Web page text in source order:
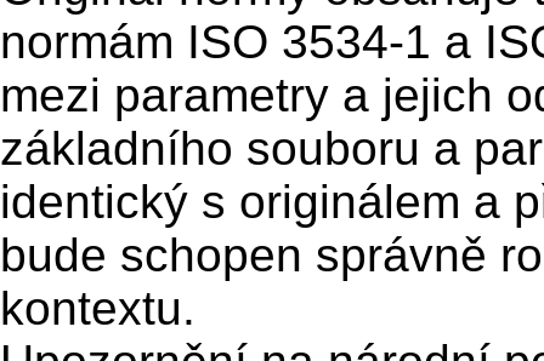
normám ISO 3534-1 a
mezi parametry a jejich
základního souboru a
identický s originálem a
bude schopen správně
kontextu.